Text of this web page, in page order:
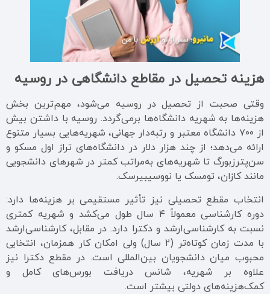
هزینه تحصیل در مقاطع دانشگاهی در روسیه
وقتی صحبت از تحصیل در روسیه می‌شود، مهم‌ترین بخش
هزینه‌ها به شهریه دانشگاه‌ها برمی‌گردد. روسیه با داشتن بیش
از ۷۰۰ دانشگاه معتبر و رتبه‌دار جهانی، شهریه‌هایی بسیار متنوع
ارائه می‌دهد؛ از چند هزار دلار در دانشگاه‌های تراز اول مسکو و
سن‌پترزبورگ تا شهریه‌های به‌مراتب کمتر در شهرهای دانشجویی
مانند کازان، تومسک یا نووسیبیرسک.
انتخاب مقطع تحصیلی نیز تأثیر مستقیمی بر هزینه‌ها دارد:
دوره کارشناسی معمولاً ۴ سال طول می‌کشد و شهریه کمتری
نسبت به کارشناسی‌ارشد و دکترا دارد. در مقابل، کارشناسی‌ارشد
با مدت زمان کوتاه‌تر (۲ سال) ولی امکان کار همزمان، انتخابی
محبوب میان دانشجویان بین‌المللی است. در مقطع دکترا نیز
علاوه بر شهریه، شانس دریافت بورس‌های کامل و
کمک‌هزینه‌های دولتی بیشتر است.